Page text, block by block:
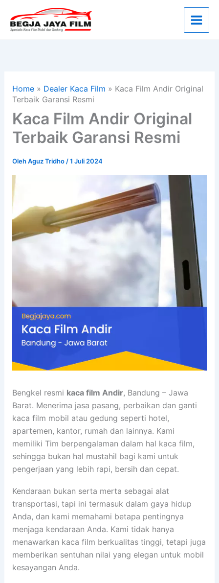
konten
Home» Dealer Kaca Film » Kaca Film Andir Original
Terbaik Garansi Resmi
Kaca Film Andir Original
Terbaik Garansi Resmi
OlehAguz Tridho /1 Juli 2024
Bengkel resmi kaca film Andir, Bandung – Jawa
Barat. Menerima jasa pasang, perbaikan dan ganti
kaca film mobil atau gedung seperti hotel,
apartemen, kantor, rumah dan lainnya. Kami
memiliki Tim berpengalaman dalam hal kaca film,
sehingga bukan hal mustahil bagi kami untuk
pengerjaan yang lebih rapi, bersih dan cepat.
Kendaraan bukan serta merta sebagai alat
transportasi, tapi ini termasuk dalam gaya hidup
Anda, dan kami memahami betapa pentingnya
menjaga kendaraan Anda. Kami tidak hanya
menawarkan kaca film berkualitas tinggi, tetapi juga
memberikan sentuhan nilai yang elegan untuk mobil
kesayangan Anda.